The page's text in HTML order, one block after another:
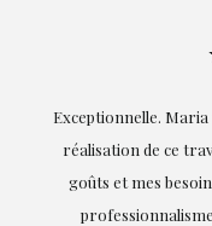
Exceptionnelle. Maria
réalisation de ce
goûts et mes